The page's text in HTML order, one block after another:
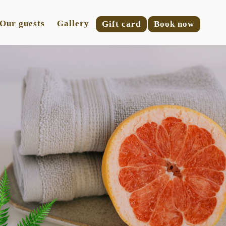
guests Gallery Gift card Book now